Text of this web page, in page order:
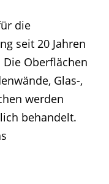
die
seit 20 Jahren
Oberflächen
Glas-,
werden
behandelt.